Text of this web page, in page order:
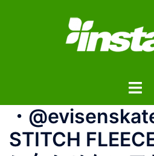
ス
ト
ル
メ
ニ
・
STITCH